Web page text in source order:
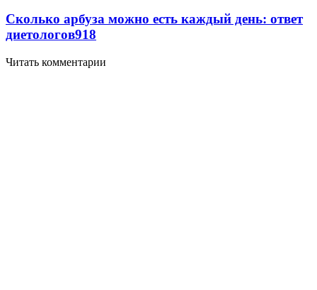
Сколько арбуза можно есть каждый день: ответ
диетологов918
Читать комментарии